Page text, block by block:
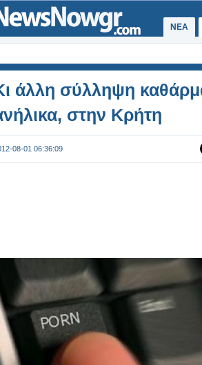
ΝΕΑ
άλλη σύλληψη
στην Κρήτη
08-01 06:36:09